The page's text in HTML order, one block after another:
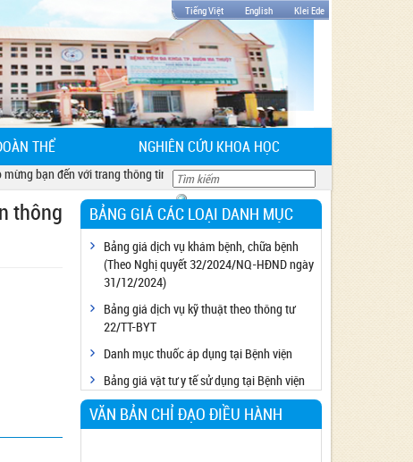
Tiếng Việt English Klei Ede
THỂ NGHIÊN CỨU KHOA HỌC
bạn đến với trang thông tin sở y tế tỉnh Đắk Lăk
thông
BẢNG GIÁ CÁC LOẠI DANH MỤC
Bảng giá dịch vụ khám bệnh, chữa bệnh
(Theo Nghị quyết 32/2024/NQ-HĐND ngày
31/12/2024)
Bảng giá dịch vụ kỹ thuật theo thông tư
22/TT-BYT
Danh mục thuốc áp dụng tại Bệnh viện
Bảng giá vật tư y tế sử dụng tại Bệnh viện
VĂN BẢN CHỈ ĐẠO ĐIỀU HÀNH